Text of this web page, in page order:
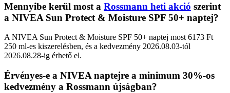
Mennyibe kerül most a Rossmann heti akció szerint
a NIVEA Sun Protect & Moisture SPF 50+ naptej?
A NIVEA Sun Protect & Moisture SPF 50+ naptej most 6173 Ft
250 ml-es kiszerelésben, és a kedvezmény 2026.08.03-tól
2026.08.28-ig érhető el.
Érvényes-e a NIVEA naptejre a minimum 30%-os
kedvezmény a Rossmann újságban?